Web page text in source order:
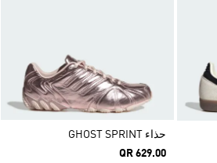
حذاء GHOST SPRINT
QR 629.00